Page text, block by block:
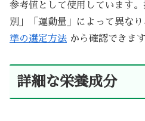
参考値として使用しています
別」「運動量」によって異な
準の選定方法 から確認できます
詳細な栄養成分